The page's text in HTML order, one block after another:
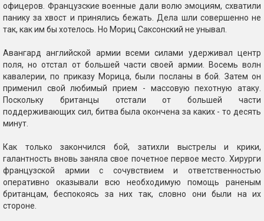
офицеров. Французские военные дали волю эмоциям, схватили
панику за хвост и принялись бежать. Дела шли совершенно не
так, как им бы хотелось. Но Мориц Саксонский не унывал.
Авангард английской армии всеми силами удерживал центр
поля, но отстал от большей части своей армии. Восемь волн
кавалерии, по приказу Морица, были посланы в бой. Затем он
применил свой любимый прием - массовую пехотную атаку.
Поскольку британцы отстали от большей части
поддерживающих сил, битва была окончена за каких - то десять
минут.
Как только закончился бой, затихли выстрелы и крики,
галантность вновь заняла свое почетное первое место. Хирурги
французской армии с сочувствием и ответственностью
оперативно оказывали всю необходимую помощь раненым
британцам, беспокоясь за них так, словно они были на их
стороне.